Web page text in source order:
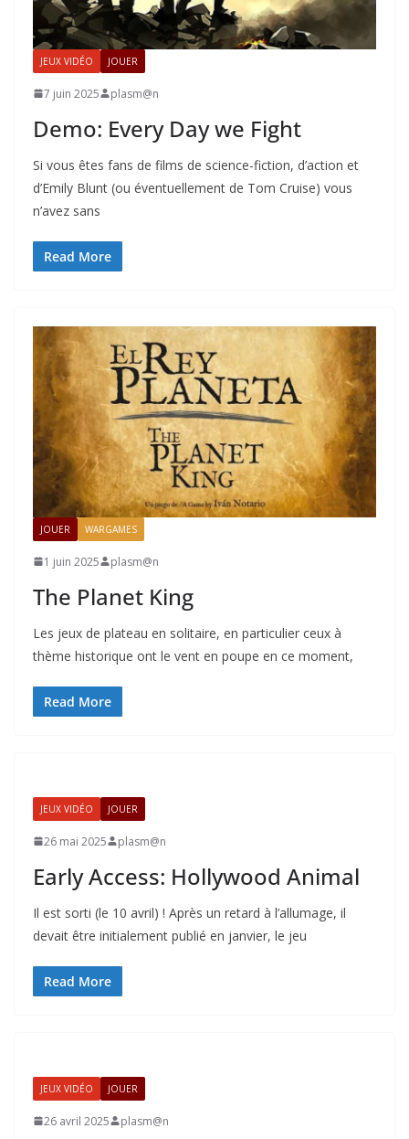
JEUX VIDÉO JOUER
7 juin 2025 plasm@n
Demo: Every Day we Fight
Si vous êtes fans de films de science-fiction, d’action et
d’Emily Blunt (ou éventuellement de Tom Cruise) vous
n’avez sans
Read More
JOUER WARGAMES
1 juin 2025 plasm@n
The Planet King
Les jeux de plateau en solitaire, en particulier ceux à
thème historique ont le vent en poupe en ce moment,
Read More
JEUX VIDÉO JOUER
26 mai 2025 plasm@n
Early Access: Hollywood Animal
Il est sorti (le 10 avril) ! Après un retard à l’allumage, il
devait être initialement publié en janvier, le jeu
Read More
JEUX VIDÉO JOUER
26 avril 2025 plasm@n